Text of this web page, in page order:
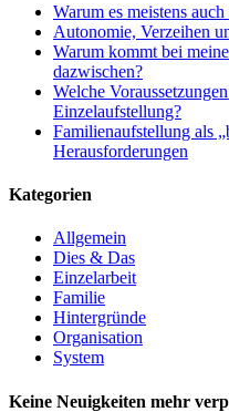
Warum es meistens
Autonomie, Verzeihen
Warum kommt bei
dazwischen?
Welche
Einzelaufstellung?
Familienaufstellung als
Herausforderungen
Kategorien
Allgemein
Dies & Das
Einzelarbeit
Familie
Hintergründe
Organisation
System
Keine Neuigkeiten mehr